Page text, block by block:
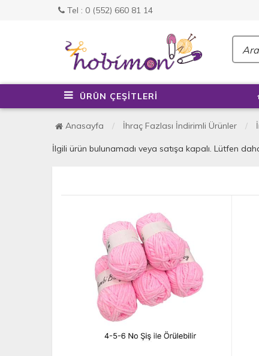
Tel : 0 (552) 660 81 14
ÜRÜN ÇEŞİTLERİ
Anasayfa İhraç Fazlası İndirimli Ürünler
İlgili ürün bulunamadı veya satışa kapalı. Lütfen